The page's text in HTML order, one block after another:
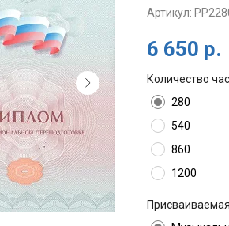
Артикул:
6 650 р.
Количество
280
540
860
1200